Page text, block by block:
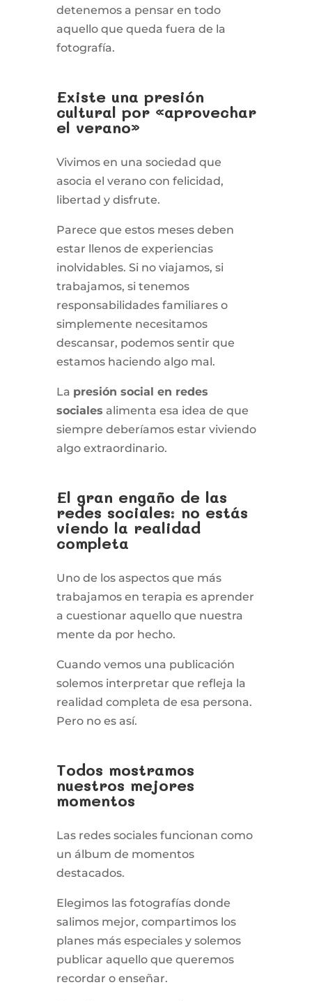
detenemos a pensar en todo
aquello que queda fuera de la
fotografía.
Existe una presión
cultural por «aprovechar
el verano»
Vivimos en una sociedad que
asocia el verano con felicidad,
libertad y disfrute.
Parece que estos meses deben
estar llenos de experiencias
inolvidables. Si no viajamos, si
trabajamos, si tenemos
responsabilidades familiares o
simplemente necesitamos
descansar, podemos sentir que
estamos haciendo algo mal.
La presión social en redes
sociales alimenta esa idea de que
siempre deberíamos estar viviendo
algo extraordinario.
El gran engaño de las
redes sociales: no estás
viendo la realidad
completa
Uno de los aspectos que más
trabajamos en terapia es aprender
a cuestionar aquello que nuestra
mente da por hecho.
Cuando vemos una publicación
solemos interpretar que refleja la
realidad completa de esa persona.
Pero no es así.
Todos mostramos
nuestros mejores
momentos
Las redes sociales funcionan como
un álbum de momentos
destacados.
Elegimos las fotografías donde
salimos mejor, compartimos los
planes más especiales y solemos
publicar aquello que queremos
recordar o enseñar.